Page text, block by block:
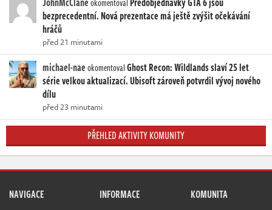
okomentoval
bezprecedentní. Nová prezentace má ještě zvýšit očekávání
hráčů
před 21 minutami
michael-naeokomentovalGhost Recon: Wildlands slaví 25 let
série velkou aktualizací. Ubisoft zároveň potvrdil vývoj nového
dílu
před 23 minutami
PŘEHLED AKTIVITY KOMUNITY
NAVIGACE INFORMACE KOMUNITA